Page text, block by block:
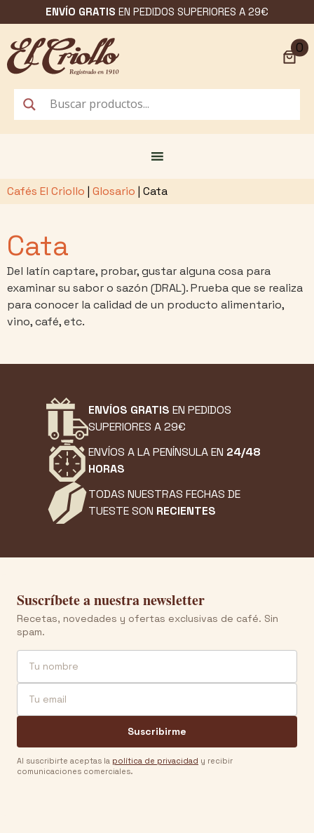
al
contenido
ENVÍO GRATIS EN PEDIDOS SUPERIORES A 29€
0
Cafés El Criollo | Glosario | Cata
Cata
Del latín captare, probar, gustar alguna cosa para
examinar su sabor o sazón (DRAL). Prueba que se realiza
para conocer la calidad de un producto alimentario,
vino, café, etc.
ENVÍOS GRATIS EN PEDIDOS
SUPERIORES A 29€
ENVÍOS A LA PENÍNSULA EN 24/48
HORAS
TODAS NUESTRAS FECHAS DE
TUESTE SON RECIENTES
Suscríbete a nuestra newsletter
Recetas, novedades y ofertas exclusivas de café. Sin
spam.
Suscribirme
Al suscribirte aceptas la política de privacidad y recibir
comunicaciones comerciales.